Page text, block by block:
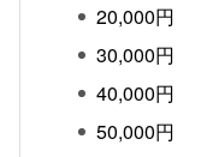
20,000円
30,000円
40,000円
50,000円